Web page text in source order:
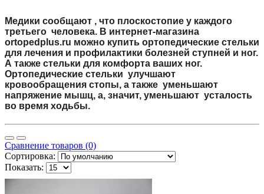
Медики сообщают , что плоскостопие у каждого
третьего человека. В интернет-магазина
ortopedplus.ru можно купить ортопедические стельки
для лечения и профилактики болезней ступней и ног.
А также стельки для комфорта ваших ног.
Ортопедические стельки улучшают
кровообращения стопы, а также уменьшают
напряжение мышц, а, значит, уменьшают усталость
во время ходьбы.
Сравнение товаров (0)
Сортировка:
Показать: